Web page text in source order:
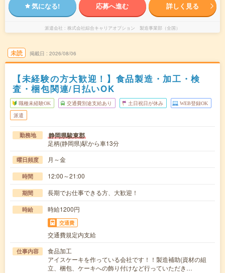
気になる! 応募へ進む 詳しく見る
派遣会社 株式会社綜合キャリアオプション 製造事業部（全国）
未読 掲載日 2026/08/06
【未経験の方大歓迎！】食品製造・加工・検
査・梱包関連/日払いOK
職種未経験OK 交通費別途支給あり 土日祝日が休み WEB登録OK
派遣
勤務地 静岡県駿東郡
足柄(静岡県)駅から車13分
曜日頻度 月～金
時間 12:00～21:00
期間 長期でお仕事できる方、大歓迎！
時給 時給1200円
交通費
交通費規定内支給
仕事内容
食品加工
アイスケーキを作っている会社です！！製造補助(資材の組
立、梱包、ケーキへの飾り付けなど行っていただき…